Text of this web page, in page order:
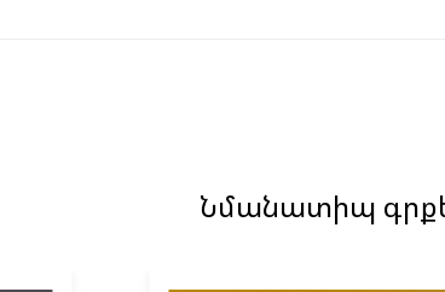
Նմանատիպ